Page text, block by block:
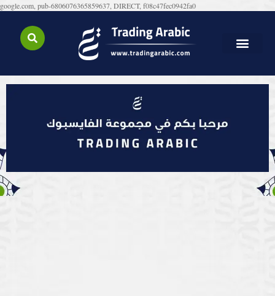
google.com, pub-6806076365859637, DIRECT, f08c47fec0942fa0